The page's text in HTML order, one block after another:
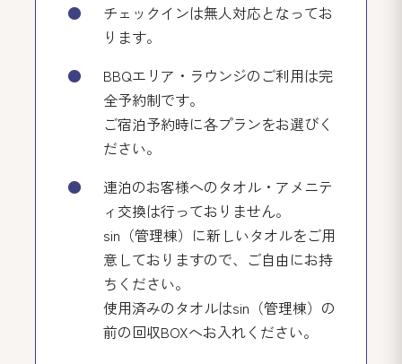
チェックインは無人対応となってお
ります。
BBQエリア・ラウンジのご利用は完
全予約制です。
ご宿泊予約時に各プランをお選びく
ださい。
連泊のお客様へのタオル・アメニテ
ィ交換は行っておりません。
sin（管理棟）に新しいタオルをご用
意しておりますので、ご自由にお持
ちください。
使用済みのタオルはsin（管理棟）の
前の回収BOXへお入れください。